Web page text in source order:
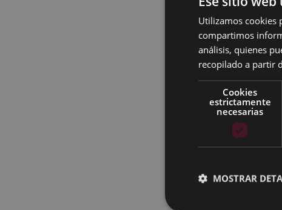
Las charlas se
Utilizamos cookies
compartimos
análisis, quienes
recopilado a partir
Cookies
estrictamente
necesarias
MOSTRAR